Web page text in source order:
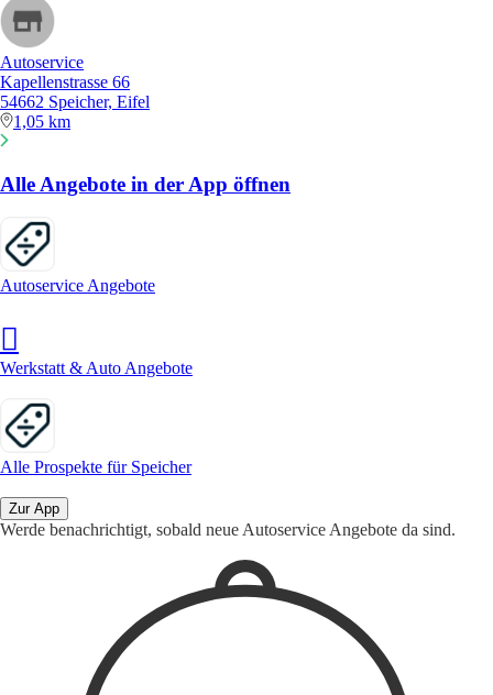
Autoservice
Kapellenstrasse 66
54662 Speicher, Eifel
1,05 km
Alle Angebote in der App öffnen
Autoservice Angebote
Werkstatt & Auto Angebote
Alle Prospekte für Speicher
Zur App
Werde benachrichtigt, sobald neue Autoservice Angebote da sind.